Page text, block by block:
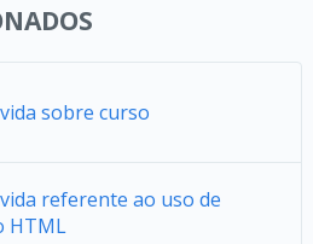
sobre curso
referente ao uso de
HTML